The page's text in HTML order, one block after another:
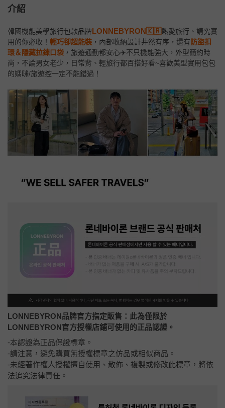
介紹
韓國機能美學旅行包款品牌LONNEBYRON🇰🇷熱愛旅行、講究實
用的你必收！ 輕巧卻超能裝 ，內部收納設計井然有序，還有防盜扣
環＆隱藏拉鍊口袋 ，旅遊通勤都安心✈️不只機能強大，外型簡約時
尚，不論男女老少，日常背、輕旅行都百搭好看~喜歡美型實用包包
的媽咪/旅遊控一定不能錯過！
LONNEBYRON品牌官方指定販售： 此為僅限於
LONNEBYRON官方授權店鋪可使用的正品認證。
-本認證為正品保證標章。
-請注意，避免購買無授權標章之仿品或相似商品。
-未經著作權人授權擅自使用、散佈、複製或修改此標章，將依
法追究法律責任。